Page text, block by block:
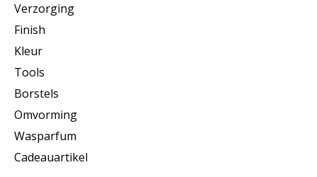
Verzorging
Finish
Kleur
Tools
Borstels
Omvorming
Wasparfum
Cadeauartikel